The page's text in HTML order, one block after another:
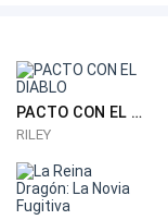
PACTO CON EL DIABLO
RILEY